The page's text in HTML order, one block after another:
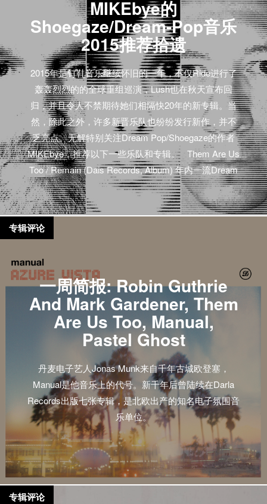
MIKEbye的
Shoegaze/Dream-Pop音乐
2015推荐拾遗
2015年是钉鞋音乐继续怀旧的一年，不仅Ride进行了
轰轰烈烈的的全球重组巡演，Lush也在秋天宣布回
归，并且令人不禁期待她们相隔快20年的新专辑。当
然，除此之外，许多新晋乐队也纷纷发行新作，并不
乏亮点。无解特别关注Dream Pop/Shoegaze的作者
MIKEbye，推荐以下一些乐队和专辑。 Them Are Us
Too / Remain (Dais Records, Album) 年内一流Dream
Pop/Ethereal作品由湾区Them Are Us Too首部
《Remain》代表，沾染上后朋克、哥德派与极地双
星，超过半数夜幕愿与它同行。 延展收听（排名没有
先后）： Beach House / Depression Cherry (Sub Pop,
一周简报: Robin Guthrie
And Mark Gardener, Them
Are Us Too, Manual,
Pastel Ghost
丹麦电子艺人Jonas Munk来自千年古城欧登塞，
Manual是他音乐上的代号。新千年后曾陆续在Darla
Records出版七张专辑，是北欧出产的知名电子氛围音
乐单位。
专辑评论
专辑评论